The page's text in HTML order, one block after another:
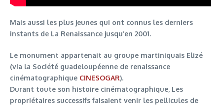
Mais aussi les plus jeunes qui ont connus les derniers
instants de La Renaissance jusqu’en 2001.
Le monument appartenait au groupe martiniquais Elizé
(via la Société guadeloupéenne de renaissance
cinématographique CINESOGAR).
Durant toute son histoire cinématographique, Les
propriétaires successifs faisaient venir les pellicules de